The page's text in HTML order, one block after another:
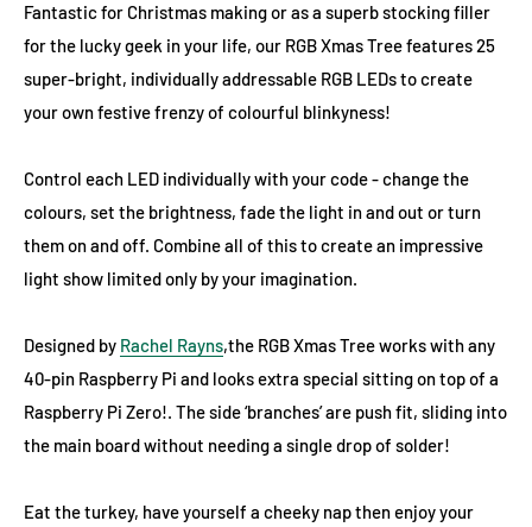
Fantastic for Christmas making or as a superb stocking filler
for the lucky geek in your life, our RGB Xmas Tree features 25
super-bright, individually addressable RGB LEDs to create
your own festive frenzy of colourful blinkyness!
Control each LED individually with your code - change the
colours, set the brightness, fade the light in and out or turn
them on and off. Combine all of this to create an impressive
light show limited only by your imagination.
Designed by Rachel Rayns,the RGB Xmas Tree works with any
40-pin Raspberry Pi and looks extra special sitting on top of a
Raspberry Pi Zero!. The side ‘branches’ are push fit, sliding into
the main board without needing a single drop of solder!
Eat the turkey, have yourself a cheeky nap then enjoy your